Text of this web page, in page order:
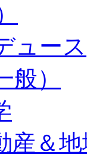
ュース
）
産＆